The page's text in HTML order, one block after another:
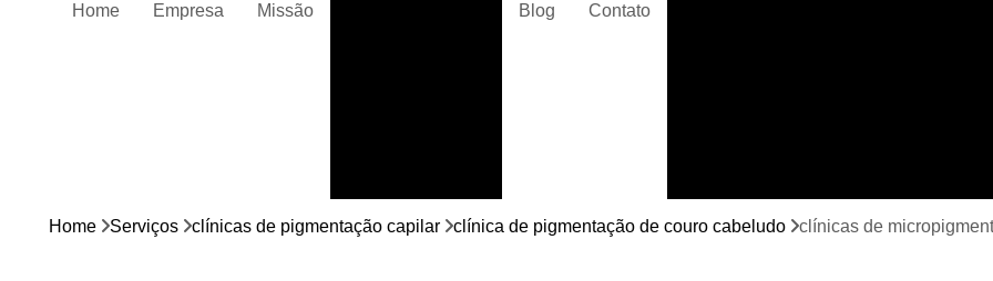
Home Empresa Missão Blog Contato
Curso de
Home Serviços clínicas de pigmentação capilar clínica de pigmentação de couro cabeludo clínicas de